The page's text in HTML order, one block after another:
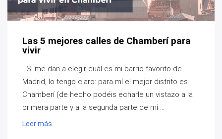
Las 5 mejores calles de Chamberí para
vivir
Si me dan a elegir cuál es mi barrio favorito de
Madrid, lo tengo claro: para mí el mejor distrito es
Chamberí (de hecho podéis echarle un vistazo a la
primera parte y a la segunda parte de mi ...
Leer más